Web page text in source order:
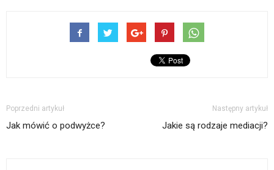
Poprzedni artykuł
Jak mówić o podwyżce?
Następny artykuł
Jakie są rodzaje mediacji?